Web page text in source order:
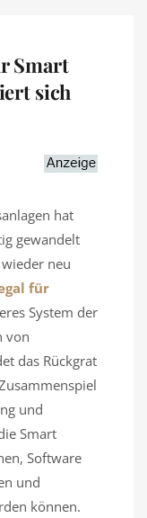
Smart
sich
hat
gewandelt
neu
für
System der
von
das Rückgrat
und
Smart
Software
und
können.